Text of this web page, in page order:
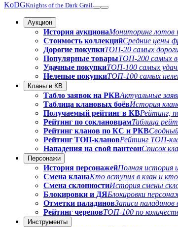
KoDGKnights of the Dark Grail
Аукцион
История аукционаМониторинг лотов
Стоимость коллекцийСредние цены
Дорогие покупкиТОП-20 самых
Популярные товарыТОП-200 самых
Удачные покупкиТОП-100 самых
Нелепые покупкиТОП-100 самых
Кланы и КВ
Табло заявок на РКВАктуальные
Таблица клановых боёвИстория
Получаемый рейтинг в КВРейтинг,
Рейтинг по соклановцамТаблица
Рейтинг кланов по КС и РКВ
Рейтинг ТОП-клановРейтинг ТОП-
Нападения на свой пантеонСписок
Персонажи
История персонажейПолная история
Смена кланаКто вступил в клан и
Смена склонностиИстория смены
Блокировки и ДЯБлокировки
Отметки паладиновЗаписи
Рейтинг череповТОП-100 по
Инструменты